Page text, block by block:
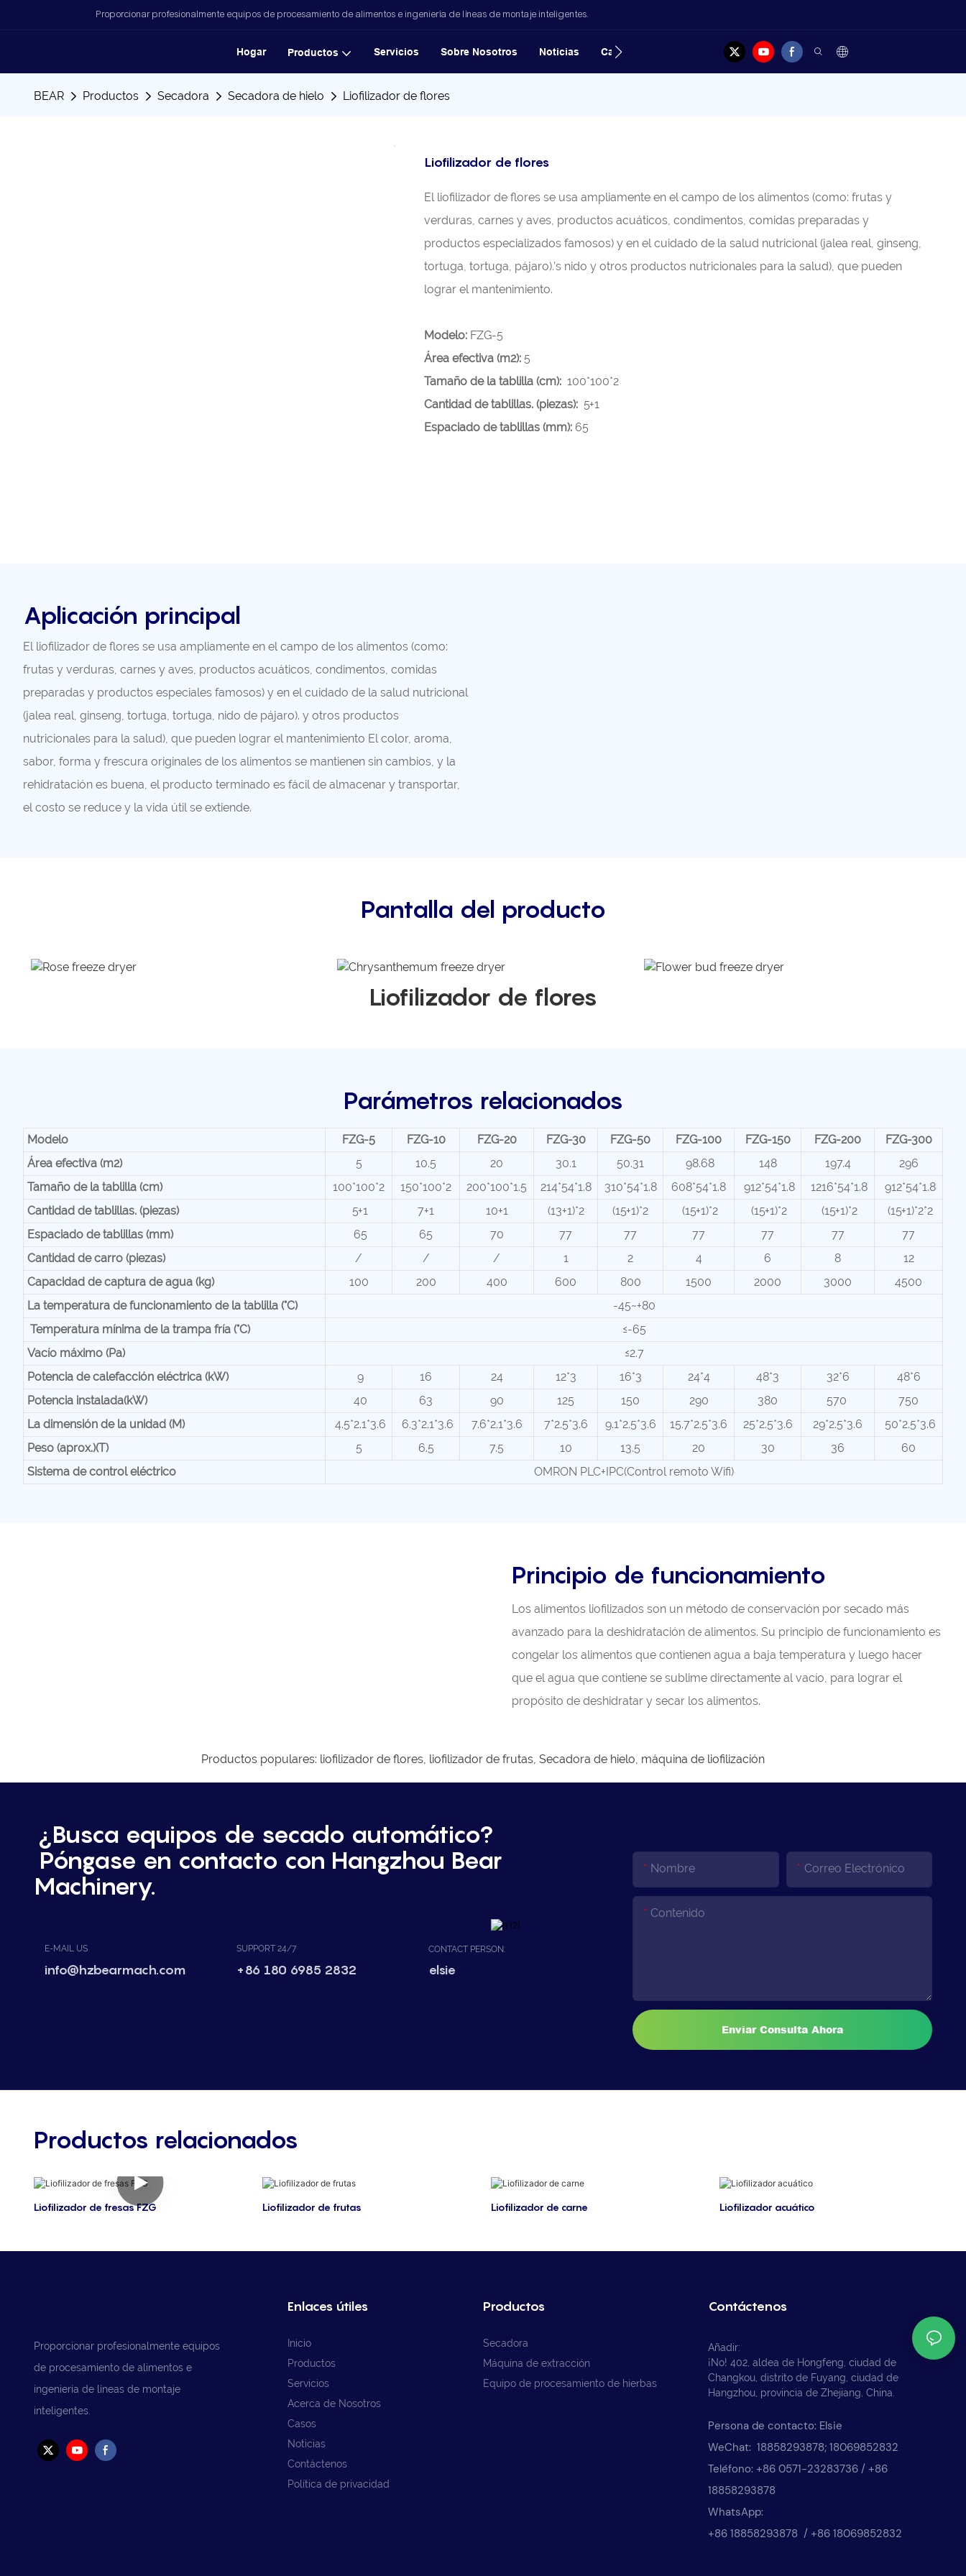
Proporcionar profesionalmente equipos de procesamiento de alimentos e ingeniería de líneas de montaje inteligentes.
Hogar Productos Servicios Sobre Nosotros Noticias Casos
BEAR Productos Secadora Secadora de hielo Liofilizador de flores
Liofilizador de flores
El liofilizador de flores se usa ampliamente en el campo de los alimentos (como: frutas y
verduras, carnes y aves, productos acuáticos, condimentos, comidas preparadas y
productos especializados famosos) y en el cuidado de la salud nutricional (jalea real, ginseng,
tortuga, tortuga, pájaro).’s nido y otros productos nutricionales para la salud), que pueden
lograr el mantenimiento.
Modelo: FZG-5
Área efectiva (m2):5
Tamaño de la tablilla (cm):100*100*2
Cantidad de tablillas. (piezas): 5+1
Espaciado de tablillas (mm): 65
Aplicación principal
El liofilizador de flores se usa ampliamente en el campo de los alimentos (como:
frutas y verduras, carnes y aves, productos acuáticos, condimentos, comidas
preparadas y productos especiales famosos) y en el cuidado de la salud nutricional
(jalea real, ginseng, tortuga, tortuga, nido de pájaro). y otros productos
nutricionales para la salud), que pueden lograr el mantenimiento El color, aroma,
sabor, forma y frescura originales de los alimentos se mantienen sin cambios, y la
rehidratación es buena, el producto terminado es fácil de almacenar y transportar,
el costo se reduce y la vida útil se extiende.
Pantalla del producto
Liofilizador de flores
Parámetros relacionados
Modelo FZG-5 FZG-10 FZG-20 FZG-30 FZG-50 FZG-100 FZG-150 FZG-200
FZG-300
Área efectiva (m2)
5 10.5 20 30.1 50.31 98.68 148 197.4
296
Tamaño de la tablilla (cm)
100*100*2 150*100*2 200*100*1.5 214*54*1.8 310*54*1.8 608*54*1.8 912*54*1.8 1216*54*1.8
912*54*1.8
Cantidad de tablillas. (piezas)
5+1 7+1 10+1 (13+1)*2 (15+1)*2 (15+1)*2 (15+1)*2 (15+1)*2
(15+1)*2*2
Espaciado de tablillas (mm)
65 65 70 77 77 77 77 77
77
Cantidad de carro (piezas)
/ / / 1 2 4 6 8
12
Capacidad de captura de agua (kg)
100 200 400 600 800 1500 2000 3000
4500
La temperatura de funcionamiento de la tablilla (°C)
-45~+80
Temperatura mínima de la trampa fría (°C)
≤-65
Vacío máximo (Pa)
≤2.7
Potencia de calefacción eléctrica (kW)
9 16 24 12*3 16*3 24*4 48*3 32*6
48*6
Potencia instalada(kW)
40 63 90 125 150 290 380 570
750
La dimensión de la unidad (M)
4.5*2.1*3.6 6.3*2.1*3.6 7.6*2.1*3.6 7*2.5*3.6 9.1*2.5*3.6 15.7*2.5*3.6 25*2.5*3.6 29*2.5*3.6
50*2.5*3.6
Peso (aprox.)(T)
5 6.5 7.5 10 13.5 20 30 36
60
Sistema de control eléctrico
OMRON PLC+IPC(Control remoto Wifi)
Principio de funcionamiento
Los alimentos liofilizados son un método de conservación por secado más
avanzado para la deshidratación de alimentos. Su principio de funcionamiento es
congelar los alimentos que contienen agua a baja temperatura y luego hacer
que el agua que contiene se sublime directamente al vacío, para lograr el
propósito de deshidratar y secar los alimentos.
Productos populares: liofilizador de flores, liofilizador de frutas, Secadora de hielo, máquina de liofilización
¿Busca equipos de secado automático?
Póngase en contacto con Hangzhou Bear
Machinery.
E-MAIL US
info@hzbearmach.com
SUPPORT 24/7
+86 180 6985 2832
CONTACT PERSON:
elsie
Nombre Correo Electrónico
Contenido
Enviar Consulta Ahora
Productos relacionados
Liofilizador de fresas FZG Liofilizador de frutas Liofilizador de carne Liofilizador acuático
Proporcionar profesionalmente equipos
de procesamiento de alimentos e
ingeniería de líneas de montaje
inteligentes.
Enlaces útiles
Inicio
Productos
Servicios
Acerca de Nosotros
Casos
Noticias
Contáctenos
Política de privacidad
Productos
Secadora
Máquina de extracción
Equipo de procesamiento de hierbas
Contáctenos
Añadir:
¡No! 402, aldea de Hongfeng, ciudad de
Changkou, distrito de Fuyang, ciudad de
Hangzhou, provincia de Zhejiang, China.
Persona de contacto: Elsie
WeChat: 18858293878; 18069852832
Teléfono: +86 0571-23283736 / +86
18858293878
WhatsApp:
+86 18858293878 / +86 18069852832